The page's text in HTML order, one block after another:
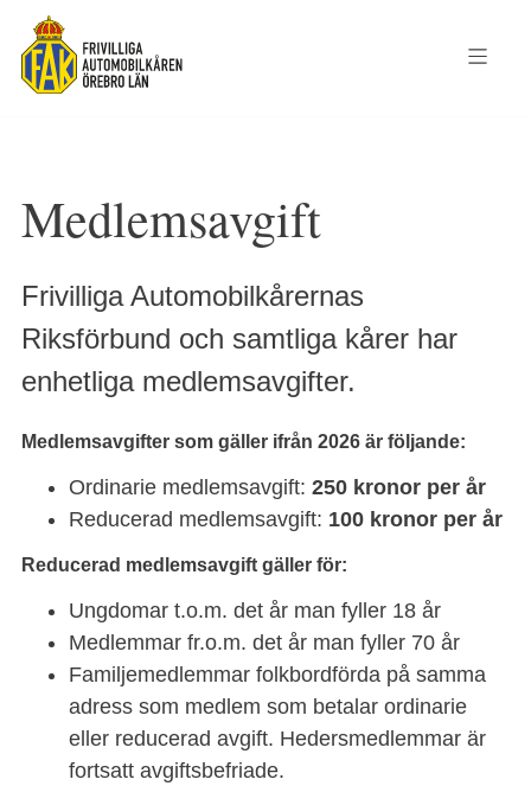
Medlemsavgift
Frivilliga Automobilkårernas
Riksförbund och samtliga kårer har
enhetliga medlemsavgifter.
Medlemsavgifter som gäller ifrån 2026 är följande:
Ordinarie medlemsavgift: 250 kronor per år
Reducerad medlemsavgift: 100 kronor per år
Reducerad medlemsavgift gäller för:
Ungdomar t.o.m. det år man fyller 18 år
Medlemmar fr.o.m. det år man fyller 70 år
Familjemedlemmar folkbordförda på samma
adress som medlem som betalar ordinarie
eller reducerad avgift. Hedersmedlemmar är
fortsatt avgiftsbefriade.